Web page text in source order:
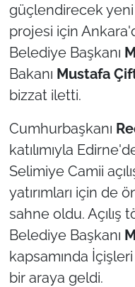
güçlendirecek yeni
projesi için
Belediye Başkanı
Bakanı Mustafa
bizzat iletti.
Cumhurbaşkanı
katılımıyla
Selimiye Camii
yatırımları için de
sahne oldu. Açılış
Belediye Başkanı
kapsamında İçişleri
bir araya geldi.
TÜRKİYE
Bölge
Güvenlik
Genel
Politika
Flaş Haber
Dış Haberler
Magazin